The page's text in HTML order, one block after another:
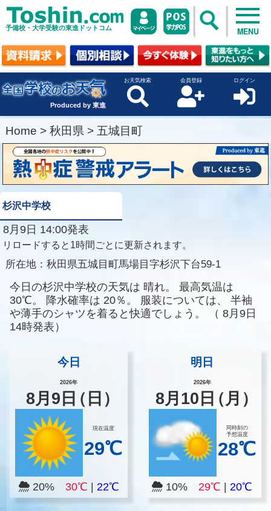
予備校・大学受験の東進ドットコム MENU
Produced by 東進
お天気検索 会員登録 ログイン
Home > 秋田県 > 五城目町
杉沢中学校
8月9日 14:00発表
リロードすると1時間ごとに更新されます。
所在地： 秋田県五城目町馬場目字杉沢下台59-1
今日の杉沢中学校の天気は 晴れ。
最高気温は
30℃。
降水確率は 20％。 服装については、
半袖
や薄手のシャツを着ると快適でしょう。
（ 8月9日
14時発表）
今日
2026年
8月 9 日（日）
現在温度
29℃
20% 30℃ 22℃
明日
2026年
8月 10 日（月）
同時刻の
予想温度
28℃
10%29℃ |20℃